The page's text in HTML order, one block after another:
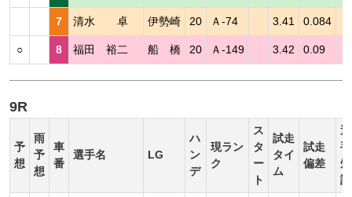
7 清水 卓 伊勢崎 20 Ａ-74 3.41 0.084
○ 8 福田 裕二 船 橋 20 Ａ-149 3.42 0.09
9R
予
想
雨
予
想
車
番
選手名 LG
ハ
ン
デ
現ラン
ク
ス
タ
ー
ト
試走
タイ
ム
試走
偏差
選
手
短
評